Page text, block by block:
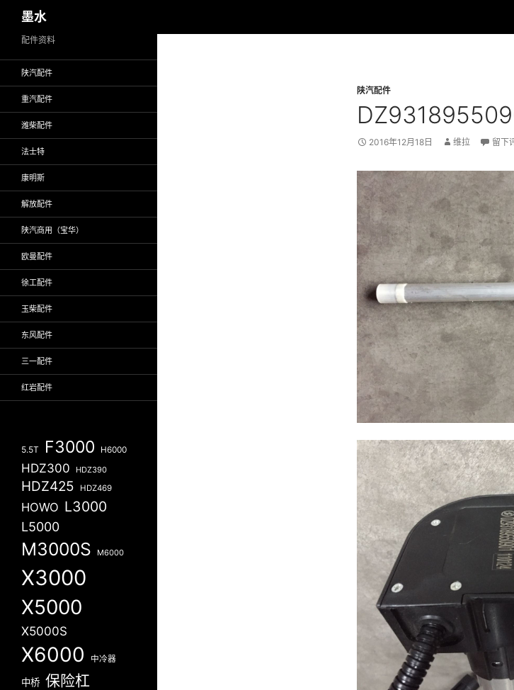
至
墨水
陕汽配件
2016年12月18日 维拉 留下
配件资料
陕汽配件
重汽配件
潍柴配件
法士特
康明斯
解放配件
陕汽商用（宝华）
欧曼配件
徐工配件
玉柴配件
东风配件
三一配件
红岩配件
5.5T F3000 H6000
HDZ300 HDZ390
HDZ425 HDZ469
HOWO L3000
L5000
M3000S M6000
X3000
X5000
X5000S
X6000 中冷器
中桥 保险杠